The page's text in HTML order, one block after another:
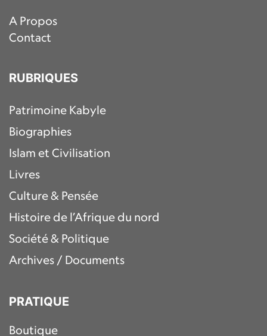
A Propos
Contact
RUBRIQUES
Patrimoine Kabyle
Biographies
Islam et Civilisation
Livres
Culture & Pensée
Histoire de l’Afrique du nord
Société & Politique
Archives / Documents
PRATIQUE
Boutique